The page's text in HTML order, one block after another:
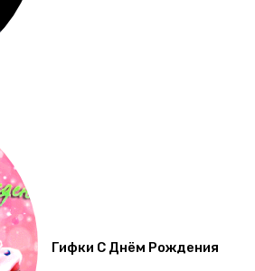
Гифки С Днём Рождения